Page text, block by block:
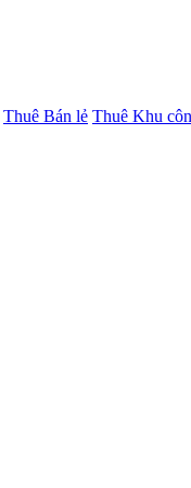
Thuê Bán lẻ Thuê Khu